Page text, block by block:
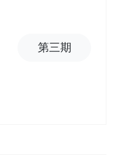
第三期